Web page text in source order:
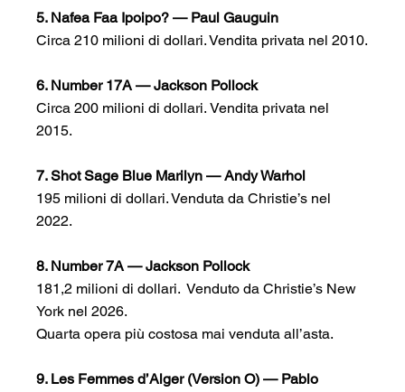
5. Nafea Faa Ipoipo? — Paul Gauguin
Circa 210 milioni di dollari. Vendita privata nel 2010.
6. Number 17A — Jackson Pollock
Circa 200 milioni di dollari. Vendita privata nel
2015.
7. Shot Sage Blue Marilyn — Andy Warhol
195 milioni di dollari. Venduta da Christie’s nel
2022.
8. Number 7A — Jackson Pollock
181,2 milioni di dollari.  Venduto da Christie’s New
York nel 2026.
Quarta opera più costosa mai venduta all’asta.
9. Les Femmes d’Alger (Version O) — Pablo